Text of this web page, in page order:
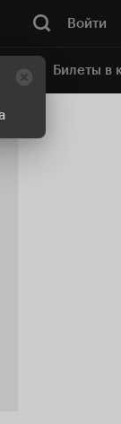
Войти
Билеты в